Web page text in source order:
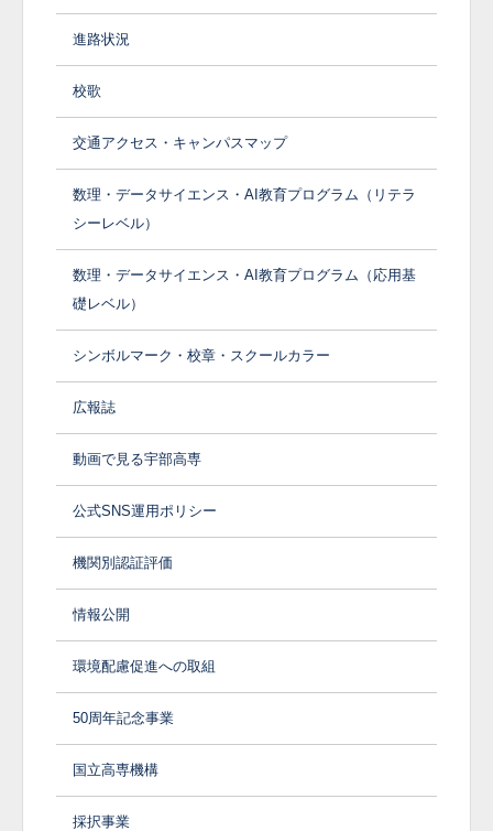
進路状況
校歌
交通アクセス・キャンパスマップ
数理・データサイエンス・AI教育プログラム（リテラ
シーレベル）
数理・データサイエンス・AI教育プログラム（応用基
礎レベル）
シンボルマーク・校章・スクールカラー
広報誌
動画で見る宇部高専
公式SNS運用ポリシー
機関別認証評価
情報公開
環境配慮促進への取組
50周年記念事業
国立高専機構
採択事業